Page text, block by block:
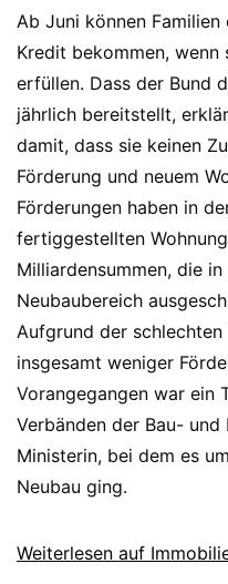
Ab Juni können
Kredit bekommen, wenn
erfüllen. Dass der Bund
jährlich bereitstellt,
damit, dass sie keinen
Förderung und neuem
Förderungen haben in
fertiggestellten
Milliardensummen, die
Neubaubereich
Aufgrund der
insgesamt weniger
Vorangegangen war ein
Verbänden der Bau-
Ministerin, bei dem es
Neubau ging.
Weiterlesen auf